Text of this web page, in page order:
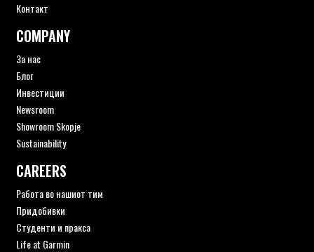
Контакт
COMPANY
За нас
Блог
Инвестиции
Newsroom
Showroom Skopje
Sustainability
CAREERS
Работа во нашиот тим
Придобивки
Студенти и пракса
Life at Garmin